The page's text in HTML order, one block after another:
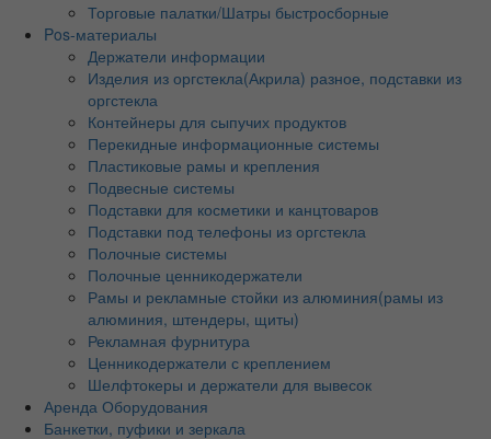
Торговые палатки/Шатры быстросборные
Pos-материалы
Держатели информации
Изделия из оргстекла(Акрила) разное, подставки из
оргстекла
Контейнеры для сыпучих продуктов
Перекидные информационные системы
Пластиковые рамы и крепления
Подвесные системы
Подставки для косметики и канцтоваров
Подставки под телефоны из оргстекла
Полочные системы
Полочные ценникодержатели
Рамы и рекламные стойки из алюминия(рамы из
алюминия, штендеры, щиты)
Рекламная фурнитура
Ценникодержатели с креплением
Шелфтокеры и держатели для вывесок
Аренда Оборудования
Банкетки, пуфики и зеркала